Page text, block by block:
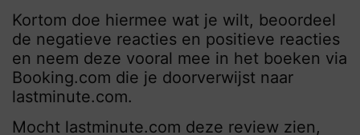
Kortom doe hiermee wat je wilt, beoordeel
de negatieve reacties en positieve reacties
en neem deze vooral mee in het boeken via
Booking.com die je doorverwijst naar
lastminute.com.
Mocht lastminute.com deze review zien,